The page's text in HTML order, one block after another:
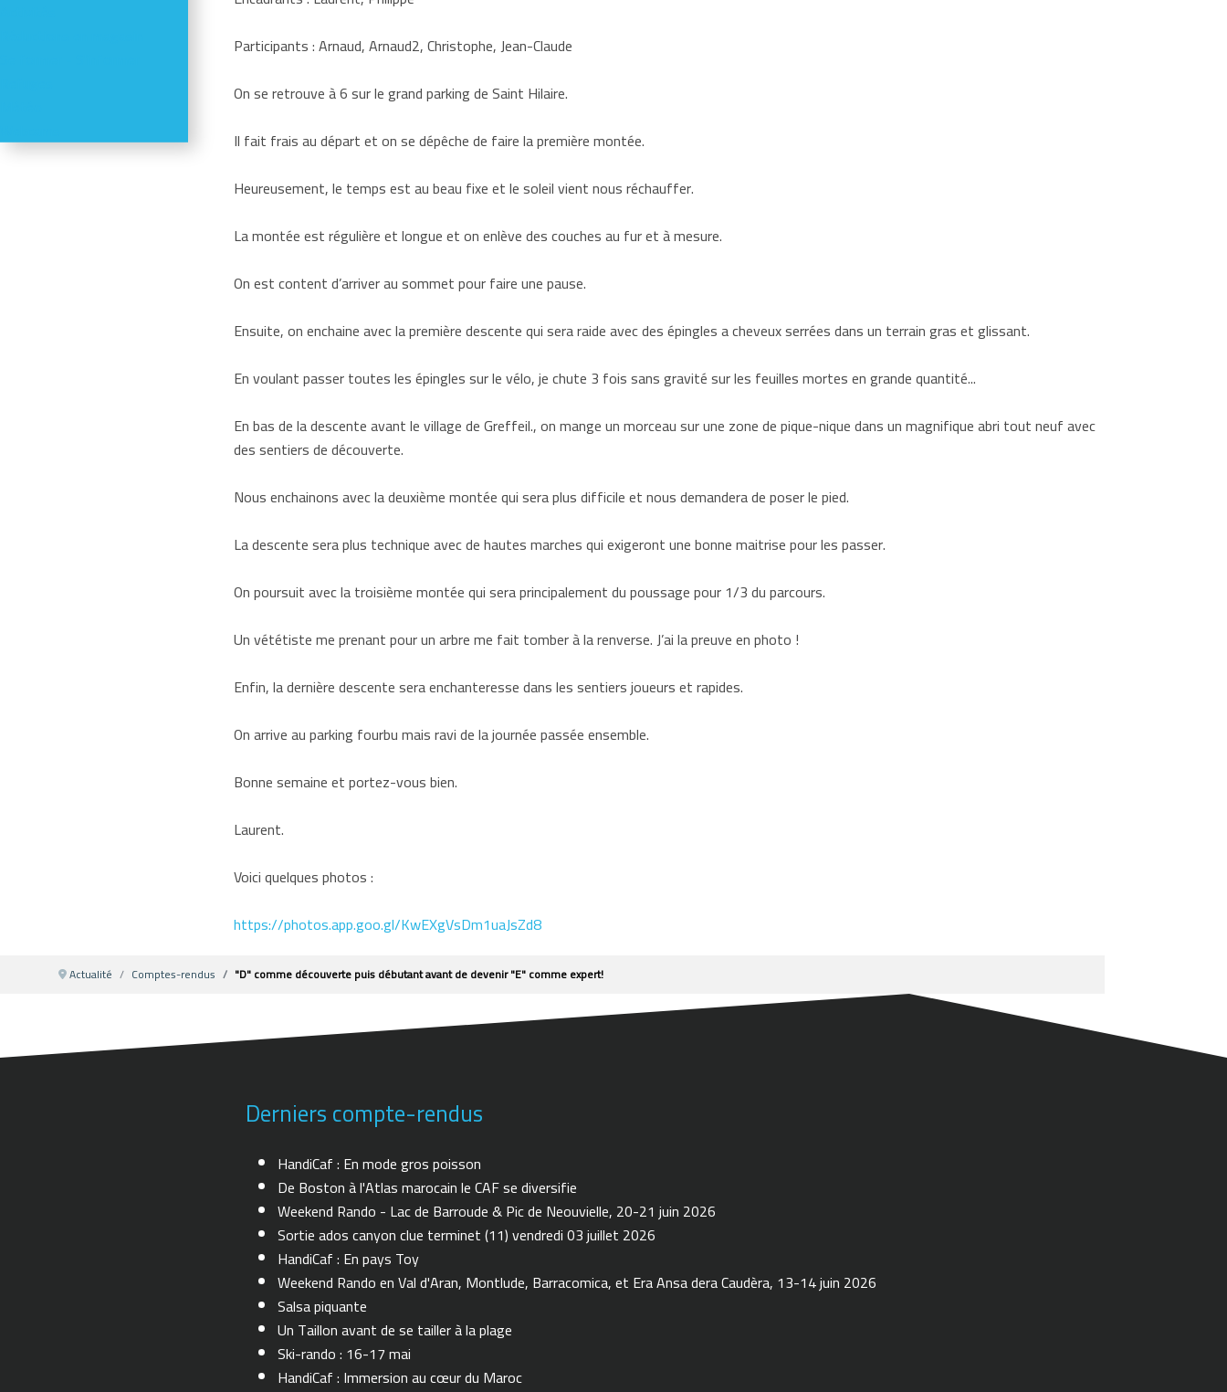
Participants : Arnaud, Arnaud2, Christophe, Jean-Claude
On se retrouve à 6 sur le grand parking de Saint Hilaire.
Il fait frais au départ et on se dépêche de faire la première montée.
Heureusement, le temps est au beau fixe et le soleil vient nous réchauffer.
La montée est régulière et longue et on enlève des couches au fur et à mesure.
On est content d’arriver au sommet pour faire une pause.
Ensuite, on enchaine avec la première descente qui sera raide avec des épingles a cheveux serrées dans un terrain gras et glissant.
En voulant passer toutes les épingles sur le vélo, je chute 3 fois sans gravité sur les feuilles mortes en grande quantité...
En bas de la descente avant le village de Greffeil., on mange un morceau sur une zone de pique-nique dans un magnifique abri tout neuf avec
des sentiers de découverte.
Nous enchainons avec la deuxième montée qui sera plus difficile et nous demandera de poser le pied.
La descente sera plus technique avec de hautes marches qui exigeront une bonne maitrise pour les passer.
On poursuit avec la troisième montée qui sera principalement du poussage pour 1/3 du parcours.
Un vététiste me prenant pour un arbre me fait tomber à la renverse. J’ai la preuve en photo !
Enfin, la dernière descente sera enchanteresse dans les sentiers joueurs et rapides.
On arrive au parking fourbu mais ravi de la journée passée ensemble.
Bonne semaine et portez-vous bien.
Laurent.
Voici quelques photos :
https://photos.app.goo.gl/KwEXgVsDm1uaJsZd8
Actualité Comptes-rendus "D" comme découverte puis débutant avant de devenir "E" comme expert!
Derniers compte-rendus
HandiCaf : En mode gros poisson
De Boston à l'Atlas marocain le CAF se diversifie
Weekend Rando - Lac de Barroude & Pic de Neouvielle, 20-21 juin 2026
Sortie ados canyon clue terminet (11) vendredi 03 juillet 2026
HandiCaf : En pays Toy
Weekend Rando en Val d'Aran, Montlude, Barracomica, et Era Ansa dera Caudèra, 13-14 juin 2026
Salsa piquante
Un Taillon avant de se tailler à la plage
Ski-rando : 16-17 mai
HandiCaf : Immersion au cœur du Maroc